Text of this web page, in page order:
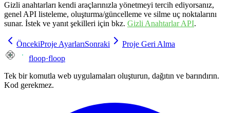
Gizli anahtarları kendi araçlarınızla yönetmeyi tercih ediyorsanız,
genel API listeleme, oluşturma/güncelleme ve silme uç noktalarını
sunar. İstek ve yanıt şekilleri için bkz. Gizli Anahtarlar API.
ÖncekiProje AyarlarıSonraki
Proje Geri Alma
floop·floop
Tek bir komutla web uygulamaları oluşturun, dağıtın ve barındırın.
Kod gerekmez.